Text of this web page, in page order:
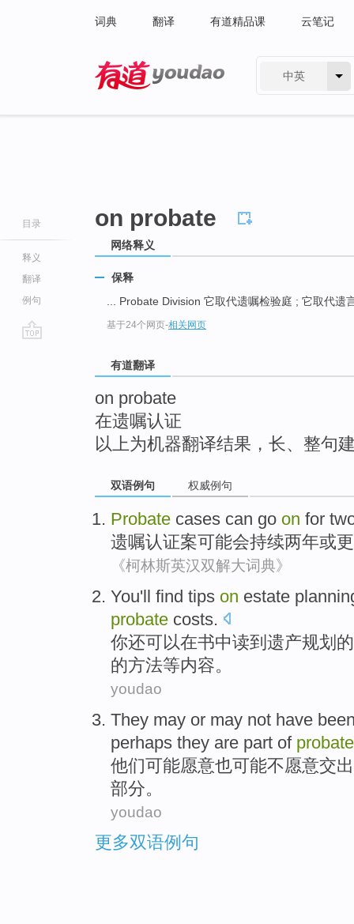
词典 翻译 有道精品课 云笔记
中英
目录
释义
翻译
例句
on probate
网络释义
保释
... Probate Division 它取代遗嘱检验庭 ; 它取代遗
基于24个网页-相关网页
有道翻译
on probate
在遗嘱认证
以上为机器翻译结果，长、整句
双语例句 权威例句
Probate cases can go on for
遗嘱认证案可能会持续两年或
《柯林斯英汉双解大词典》
You'll find tips on estate
probate costs.
你还可以在书中读到 遗产规划 的
的方法等内容。
youdao
They may or may not have
perhaps they are part of probate
他们可能愿意也可能不愿意交出
部分。
youdao
更多双语例句